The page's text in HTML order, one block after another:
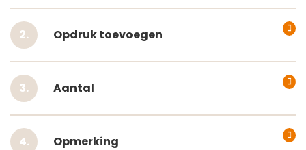
Opdruk toevoegen
Aantal
Opmerking